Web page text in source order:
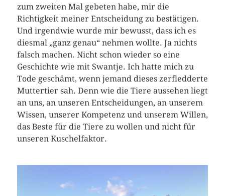
zum zweiten Mal gebeten habe, mir die
Richtigkeit meiner Entscheidung zu bestätigen.
Und irgendwie wurde mir bewusst, dass ich es
diesmal „ganz genau“ nehmen wollte. Ja nichts
falsch machen. Nicht schon wieder so eine
Geschichte wie mit Swantje. Ich hatte mich zu
Tode geschämt, wenn jemand dieses zerfledderte
Muttertier sah. Denn wie die Tiere aussehen liegt
an uns, an unseren Entscheidungen, an unserem
Wissen, unserer Kompetenz und unserem Willen,
das Beste für die Tiere zu wollen und nicht für
unseren Kuschelfaktor.